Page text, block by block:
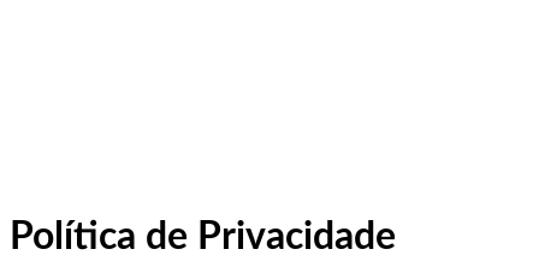
Política de Privacidade